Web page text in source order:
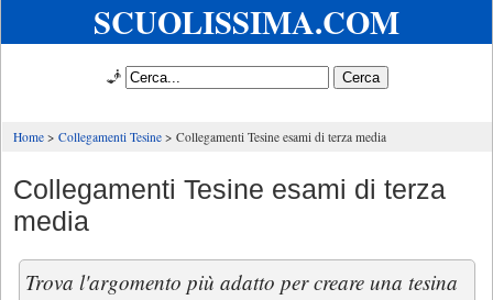
SCUOLISSIMA.COM
🧞
Home Collegamenti Tesine Collegamenti Tesine esami di terza media
Collegamenti Tesine esami di terza
media
Trova l'argomento più adatto per creare una tesina